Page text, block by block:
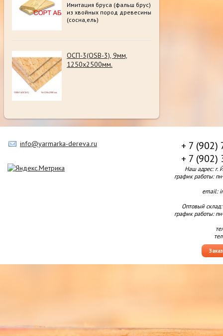
Имитация бруса (фальш брус)
из хвойных пород древесины
(сосна,ель)
ОСП-3(OSB-3), 9мм,
1250х2500мм.
info@yarmarka-dereva.ru
+ 7
+ 7
Наш адрес: г.
график работы:
email:
Оптовый
график работы: